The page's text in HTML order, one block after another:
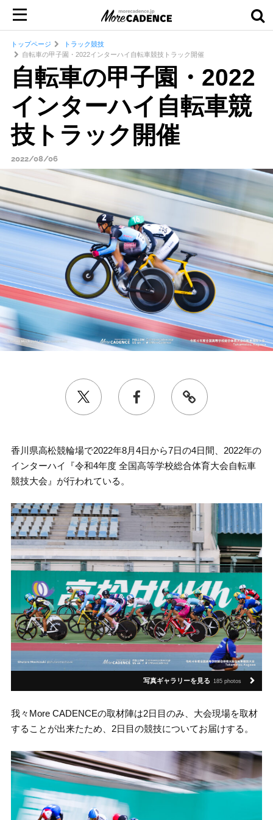
トップページ
トラック競技
自転車の甲子園・2022インターハイ自転車競技トラック開催
自転車の甲子園・2022
インターハイ自転車競
技トラック開催
2022/08/06
香川県高松競輪場で2022年8月4日から7日の4日間、2022年の
インターハイ『令和4年度 全国高等学校総合体育大会自転車
競技大会』が行われている。
写真ギャラリーを見る 185 photos
我々More CADENCEの取材陣は2日目のみ、大会現場を取材
することが出来たため、2日目の競技についてお届けする。